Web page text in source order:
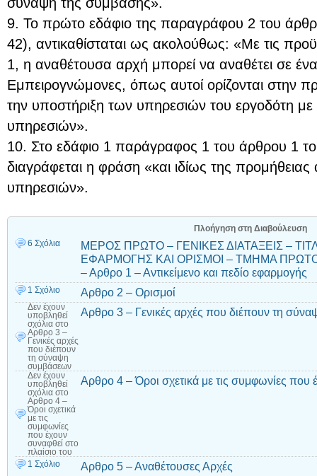
9. Το πρώτο εδάφιο της παραγράφου 2 του
42), αντικαθίσταται ως ακολούθως: «Με τις
1, η αναθέτουσα αρχή μπορεί να αναθέτει σε
Εμπειρογνώμονες, όπως αυτοί ορίζονται στην
την υποστήριξη των υπηρεσιών του εργοδότη
υπηρεσιών».
10. Στο εδάφιο 1 παράγραφος 1 του άρθρου 1
διαγράφεται η φράση «και ιδίως της
υπηρεσιών».
Πλοήγηση στη Διαβούλευση
6 Σχόλια
ΜΕΡΟΣ ΠΡΩΤΟ – ΓΕΝΙΚΕΣ ΔΙΑΤΑΞΕΙΣ –
ΕΦΑΡΜΟΓΗΣ ΚΑΙ ΟΡΙΣΜΟΙ – ΤΜΗΜΑ
– Αρθρο 1 – Αντικείμενο και πεδίο εφαρμογής
1 Σχόλιο Αρθρο 2 – Ορισμοί
Δεν έχουν
υποβληθεί
σχόλια στο
Αρθρο 3 –
Γενικές αρχές
που διέπουν
τη σύναψη
συμβάσεων
Αρθρο 3 – Γενικές αρχές που διέπουν τη
Δεν έχουν
υποβληθεί
σχόλια στο
Αρθρο 4 –
Όροι σχετικά
με τις
συμφωνίες
που έχουν
συναφθεί στο
πλαίσιο του
Αρθρο 4 – Όροι σχετικά με τις συμφωνίες που
1 Σχόλιο Αρθρο 5 – Αναθέτουσες Αρχές